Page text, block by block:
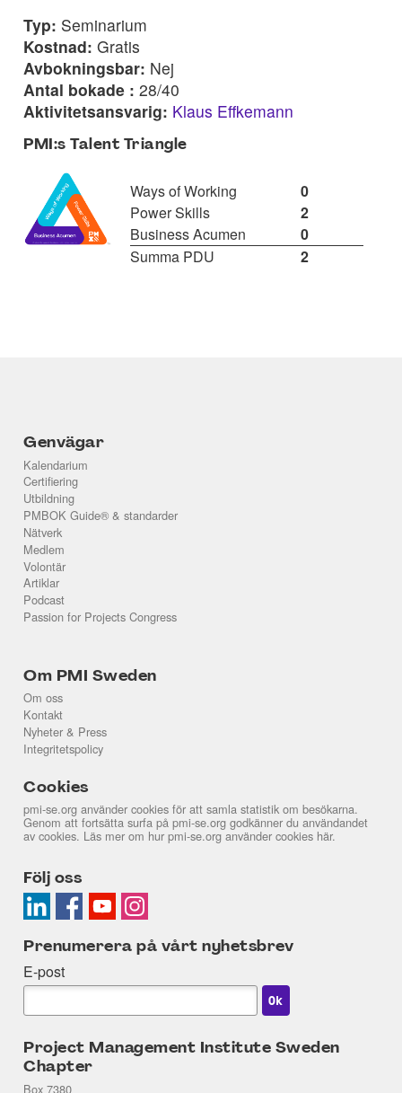
Typ: Seminarium
Kostnad: Gratis
Avbokningsbar: Nej
Antal bokade : 28/40
Aktivitetsansvarig: Klaus Effkemann
PMI:s Talent Triangle
Ways of Working
0
Power Skills
2
Business Acumen
0
Summa PDU
2
Genvägar
Kalendarium
Certifiering
Utbildning
PMBOK Guide® & standarder
Nätverk
Medlem
Volontär
Artiklar
Podcast
Passion for Projects Congress
Om PMI Sweden
Om oss
Kontakt
Nyheter & Press
Integritetspolicy
Cookies
pmi-se.org använder cookies för att samla statistik om besökarna.
Genom att fortsätta surfa på pmi-se.org godkänner du användandet
av cookies. Läs mer om hur pmi-se.org använder cookies här.
Följ oss
Prenumerera på vårt nyhetsbrev
E-post
Project Management Institute Sweden
Chapter
Box 7380